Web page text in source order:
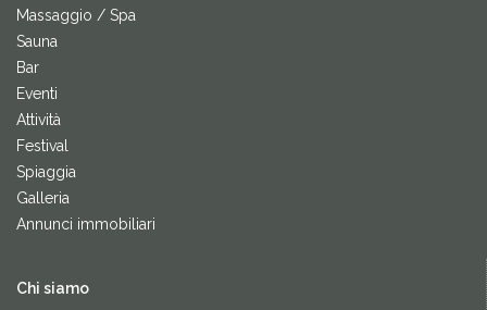
Massaggio / Spa
Sauna
Bar
Eventi
Attività
Festival
Spiaggia
Galleria
Annunci immobiliari
Chi siamo